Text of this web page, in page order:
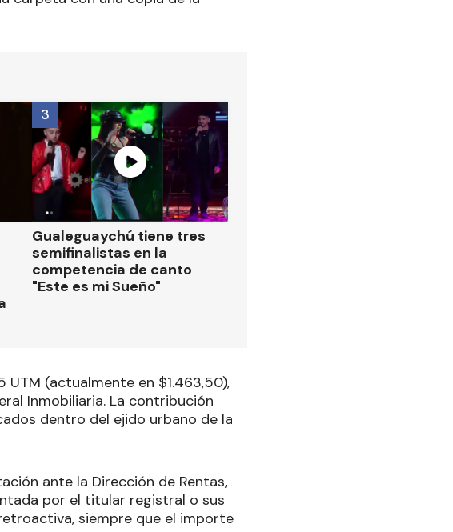
Gualeguaychú tiene tres
semifinalistas en la
competencia de canto
"Este es mi Sueño"
3
(actualmente en $1.463,50),
Inmobiliaria. La contribución
dentro del ejido urbano de la
ante la Dirección de Rentas,
por el titular registral o sus
siempre que el importe